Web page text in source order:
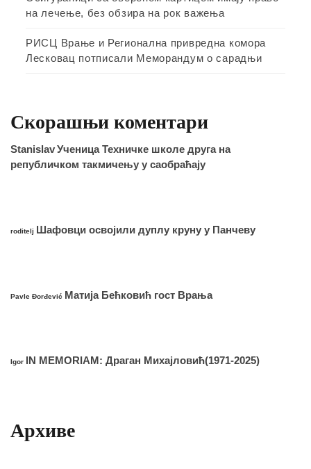
на лечење, без обзира на рок важења
РИСЦ Врање и Регионална привредна комора
Лесковац потписали Меморандум о сарадњи
Скорашњи коментари
StanislavУченица Техничке школе друга на
републичком такмичењу у саобраћају
roditelj Шафовци освојили дуплу круну у Панчеву
Pavle Đorđević Матија Бећковић гост Врања
Igor IN MEMORIAM: Драган Михајловић(1971-2025)
Архиве